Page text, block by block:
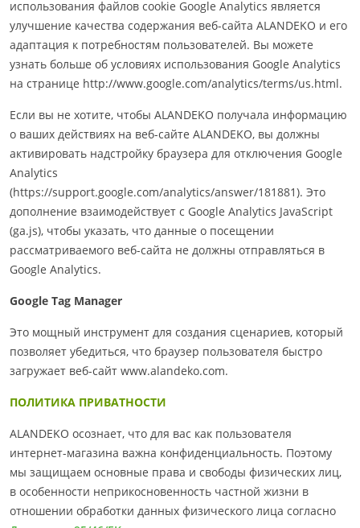
использования файлов cookie Google Analytics является
улучшение качества содержания веб-сайта ALANDEKO и его
адаптация к потребностям пользователей. Вы можете
узнать больше об условиях использования Google Analytics
на странице http://www.google.com/analytics/terms/us.html.
Если вы не хотите, чтобы ALANDEKO получала информацию
о ваших действиях на веб-сайте ALANDEKO, вы должны
активировать надстройку браузера для отключения Google
Analytics
(https://support.google.com/analytics/answer/181881). Это
дополнение взаимодействует с Google Analytics JavaScript
(ga.js), чтобы указать, что данные о посещении
рассматриваемого веб-сайта не должны отправляться в
Google Analytics.
Google Tag Manager
Это мощный инструмент для создания сценариев, который
позволяет убедиться, что браузер пользователя быстро
загружает веб-сайт www.alandeko.com.
ПОЛИТИКА ПРИВАТНОСТИ
ALANDEKO осознает, что для вас как пользователя
интернет-магазина важна конфиденциальность. Поэтому
мы защищаем основные права и свободы физических лиц,
в особенности неприкосновенность частной жизни в
отношении обработки данных физического лица согласно